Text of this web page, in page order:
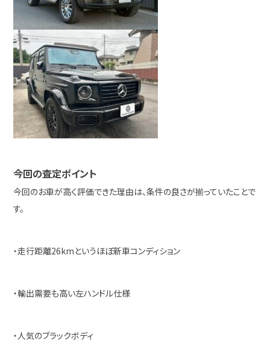
今回の査定ポイント
今回のお車が高く評価できた理由は、条件の良さが揃っていたことで
す。
・走行距離26kmというほぼ新車コンディション
・輸出需要も高い左ハンドル仕様
・人気のブラックボディ